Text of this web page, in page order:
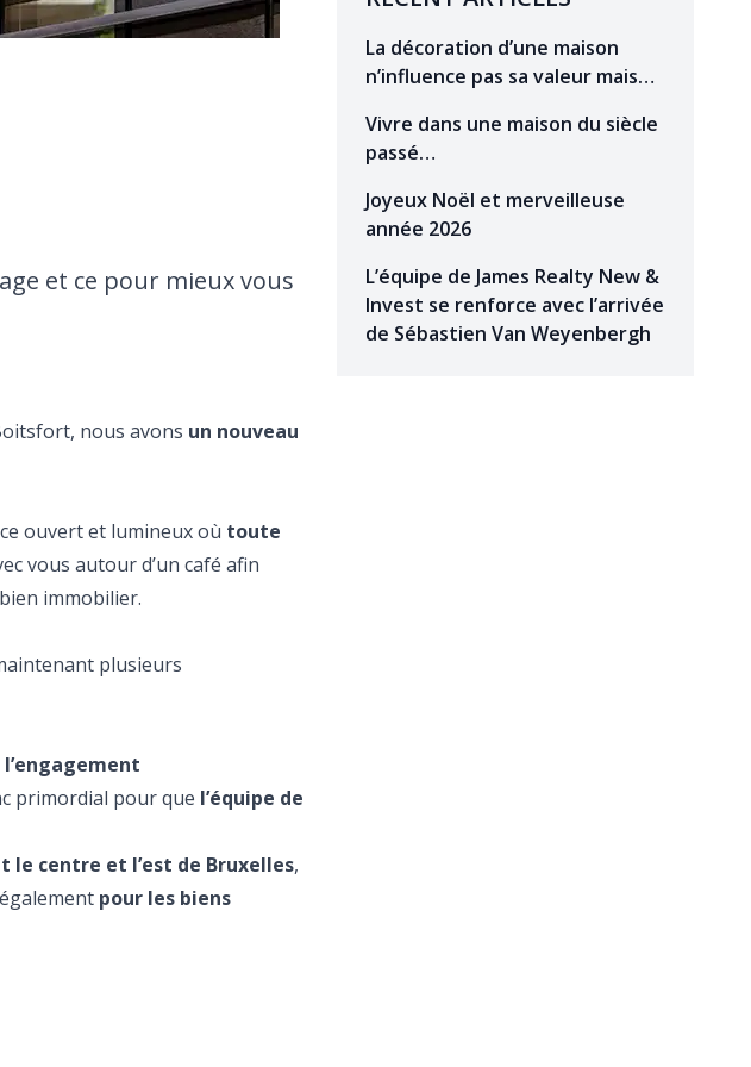
et ce pour mieux vous
nous avons un nouveau
ouvert et lumineux où toute
vous autour d’un café afin
immobilier.
plusieurs
l’engagement
primordial pour que l’équipe de
le centre et l’est de Bruxelles,
pour les biens
La décoration d’une maison
n’influence pas sa valeur mais…
Vivre dans une maison du siècle
passé…
Joyeux Noël et merveilleuse
année 2026
L’équipe de James Realty New &
Invest se renforce avec l’arrivée
de Sébastien Van Weyenbergh